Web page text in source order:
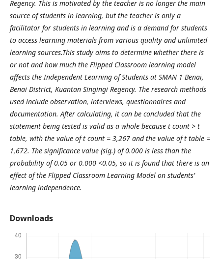
Regency. This is motivated by the teacher is no longer the main
source of students in learning, but the teacher is only a
facilitator for students in learning and is a demand for students
to access learning materials from various quality and unlimited
learning sources.This study aims to determine whether there is
or not and how much the Flipped Classroom learning model
affects the Independent Learning of Students at SMAN 1 Benai,
Benai District, Kuantan Singingi Regency. The research methods
used include observation, interviews, questionnaires and
documentation. After calculating, it can be concluded that the
statement being tested is valid as a whole because t count > t
table, with the value of t count = 3,267 and the value of t table =
1,672. The significance value (sig.) of 0.000 is less than the
probability of 0.05 or 0.000 <0.05, so it is found that there is an
effect of the Flipped Classroom Learning Model on students’
learning independence.
Downloads